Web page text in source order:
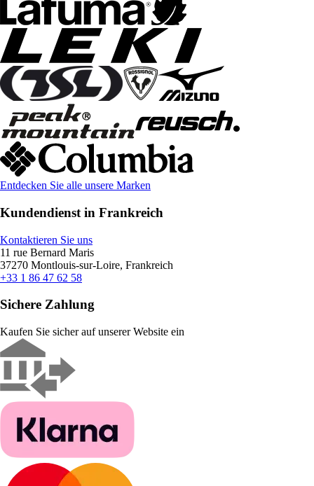
Entdecken Sie alle unsere Marken
Kundendienst in Frankreich
Kontaktieren Sie uns
11 rue Bernard Maris
37270 Montlouis-sur-Loire, Frankreich
+33 1 86 47 62 58
Sichere Zahlung
Kaufen Sie sicher auf unserer Website ein